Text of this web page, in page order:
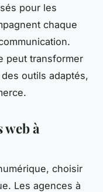
pour les
chaque
peut transformer
outils adaptés,
web à
choisir
Les agences à